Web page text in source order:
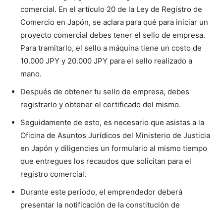
comercial. En el artículo 20 de la Ley de Registro de
Comercio en Japón, se aclara para qué para iniciar un
proyecto comercial debes tener el sello de empresa.
Para tramitarlo, el sello a máquina tiene un costo de
10.000 JPY y 20.000 JPY para el sello realizado a
mano.
Después de obtener tu sello de empresa, debes
registrarlo y obtener el certificado del mismo.
Seguidamente de esto, es necesario que asistas a la
Oficina de Asuntos Jurídicos del Ministerio de Justicia
en Japón y diligencies un formulario al mismo tiempo
que entregues los recaudos que solicitan para el
registro comercial.
Durante este periodo, el emprendedor deberá
presentar la notificación de la constitución de